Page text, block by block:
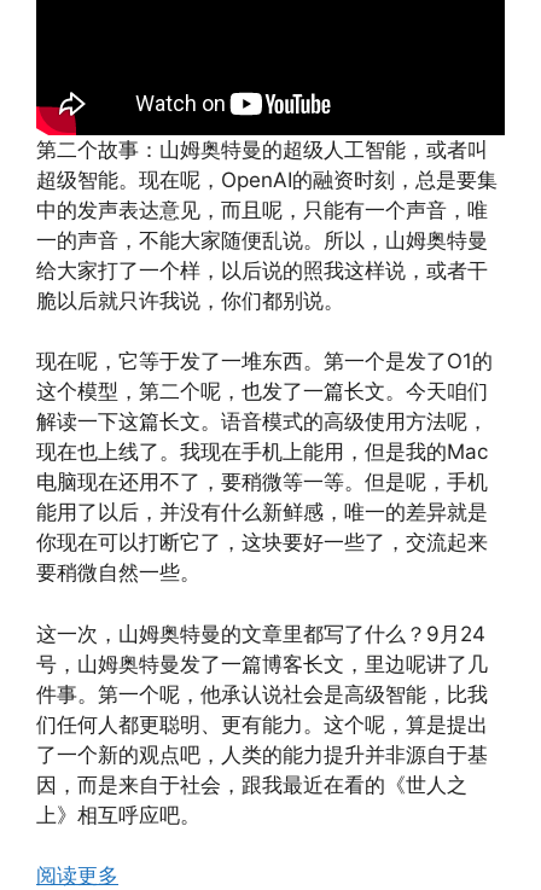
第二个故事：山姆奥特曼的超级人工智能，或者叫
超级智能。现在呢，OpenAI的融资时刻，总是要集
中的发声表达意见，而且呢，只能有一个声音，唯
一的声音，不能大家随便乱说。所以，山姆奥特曼
给大家打了一个样，以后说的照我这样说，或者干
脆以后就只许我说，你们都别说。
现在呢，它等于发了一堆东西。第一个是发了O1的
这个模型，第二个呢，也发了一篇长文。今天咱们
解读一下这篇长文。语音模式的高级使用方法呢，
现在也上线了。我现在手机上能用，但是我的Mac
电脑现在还用不了，要稍微等一等。但是呢，手机
能用了以后，并没有什么新鲜感，唯一的差异就是
你现在可以打断它了，这块要好一些了，交流起来
要稍微自然一些。
这一次，山姆奥特曼的文章里都写了什么？9月24
号，山姆奥特曼发了一篇博客长文，里边呢讲了几
件事。第一个呢，他承认说社会是高级智能，比我
们任何人都更聪明、更有能力。这个呢，算是提出
了一个新的观点吧，人类的能力提升并非源自于基
因，而是来自于社会，跟我最近在看的《世人之
上》相互呼应吧。
阅读更多